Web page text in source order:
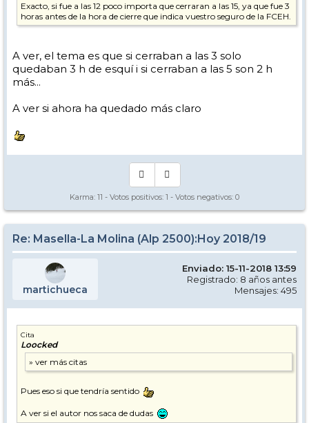
Exacto, si fue a las 12 poco importa que cerraran a las 15, ya que fue 3
horas antes de la hora de cierre que indica vuestro seguro de la FCEH.
A ver, el tema es que si cerraban a las 3 solo
quedaban 3 h de esquí i si cerraban a las 5 son 2 h
más...
A ver si ahora ha quedado más claro
Karma: 11 - Votos positivos: 1 - Votos negativos: 0
Re: Masella-La Molina (Alp 2500):Hoy 2018/19
martichueca
Enviado: 15-11-2018 13:59
Registrado: 8 años antes
Mensajes: 495
Cita
Loocked
Pues eso si que tendría sentido
A ver si el autor nos saca de dudas